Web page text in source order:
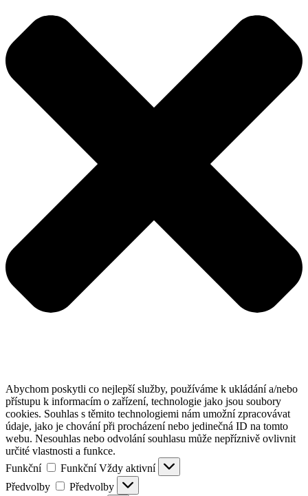
Abychom poskytli co nejlepší služby, používáme k ukládání a/nebo
přístupu k informacím o zařízení, technologie jako jsou soubory
cookies. Souhlas s těmito technologiemi nám umožní zpracovávat
údaje, jako je chování při procházení nebo jedinečná ID na tomto
webu. Nesouhlas nebo odvolání souhlasu může nepříznivě ovlivnit
určité vlastnosti a funkce.
Funkční
Funkční Vždy aktivní
Předvolby
Předvolby